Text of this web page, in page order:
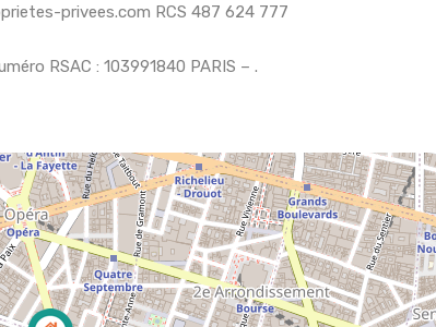
privees.com RCS 487 624 777
RSAC : 103991840 PARIS – .